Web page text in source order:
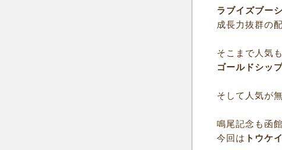
ラブイズブー
成長力抜群の
そこまで人気
ゴールドシッ
そして人気が
鳴尾記念も函
今回は トウケ